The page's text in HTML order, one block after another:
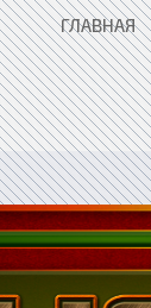
ГЛАВНАЯ